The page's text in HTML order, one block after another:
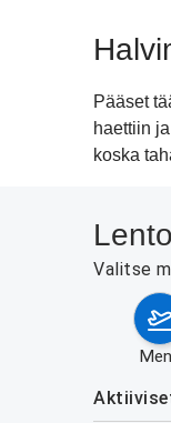
Pääset
haettiin
koska
Valitse